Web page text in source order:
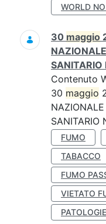
WORLD
30 maggio
SANITARIO
Contenuto
30 maggio
SANITARIO
FUMO
TABACCO
FUMO
VIETATO